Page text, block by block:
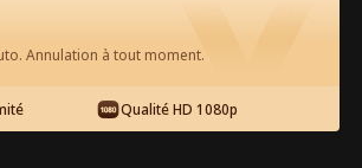
Tous les épisodes
Annulation à tout moment.
Qualité HD 1080p